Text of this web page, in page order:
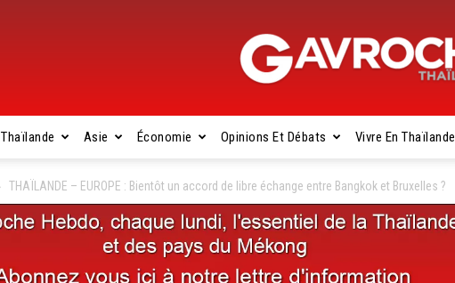
Gavroche
Thaïlande Asie Économie Opinions Et Débats Vivre En Thaïlande
THAÏLANDE – EUROPE : Bientôt un accord de libre échange entre Bangkok et Bruxelles ?